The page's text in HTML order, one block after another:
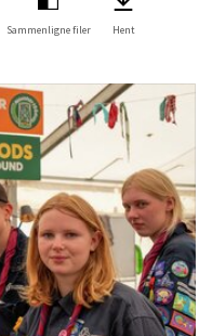
Sammenligne filer Hent